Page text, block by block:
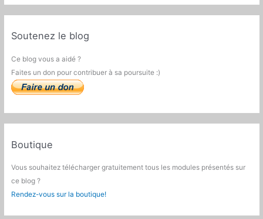
Soutenez le blog
Ce blog vous a aidé ?
Faites un don pour contribuer à sa poursuite :)
Boutique
Vous souhaitez télécharger gratuitement tous les modules présentés sur
ce blog ?
Rendez-vous sur la boutique!